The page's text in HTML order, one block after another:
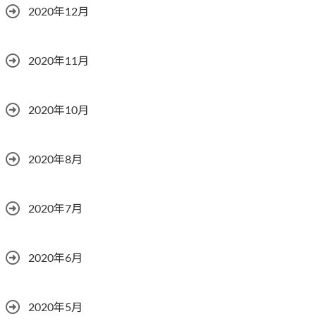
2020年12月
2020年11月
2020年10月
2020年8月
2020年7月
2020年6月
2020年5月